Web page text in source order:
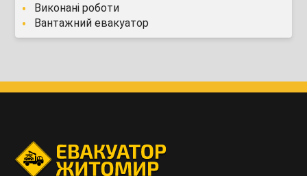
Виконані роботи
Вантажний евакуатор